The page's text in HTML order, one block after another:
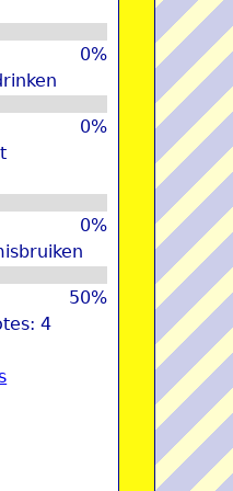
0%
0%
0%
50%
4